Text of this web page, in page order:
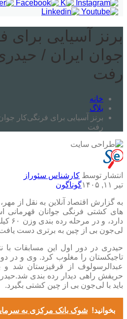
برنز آسیایی برای
جوان ایران /
رفت
خانه
بلاگ
برنز آسیایی برای فرنگی‌کار
رفت
انتشار توسط کارشناس سئوراز
تیر ۱۱, ۱۴۰۵
گوناگون
به گزارش اقتصاد آنلاین به نقل از
های کشتی فرنگی جوانان قهرمانی
لی‌جون بی از چین به برتری دست
عبدالرسولوف از قرقیزستان شد و
حریفش راهی دیدار رده بندی
باید با لی‌جون بی از چین کشتی بگیرد.
بخوانید! شوک بانک مرکزی به